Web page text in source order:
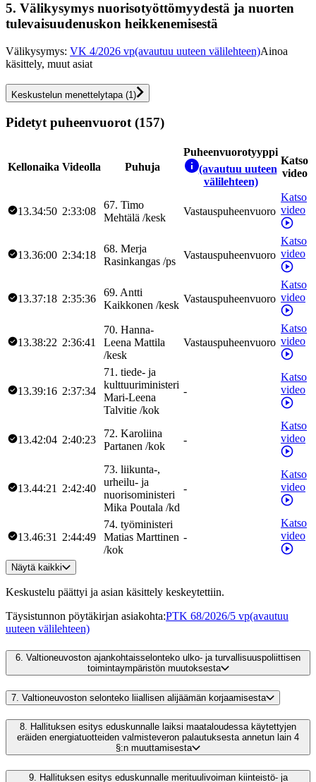
5. Välikysymys nuorisotyöttömyydestä ja nuorten
tulevaisuudenuskon heikkenemisestä
Välikysymys: VK 4/2026 vp(avautuu uuteen välilehteen)Ainoa
käsittely, muut asiat
Keskustelun menettelytapa (1 )
Pidetyt puheenvuorot (157)
Kellonaika Videolla Puhuja
Puheenvuorotyyppi
(avautuu uuteen
välilehteen)
Katso
video
13.34:50 2:33:08
67. Timo
Mehtälä /kesk
Vastauspuheenvuoro
Katso
video
13.36:00 2:34:18
68. Merja
Rasinkangas /ps
Vastauspuheenvuoro
Katso
video
13.37:18 2:35:36
69. Antti
Kaikkonen /kesk
Vastauspuheenvuoro
Katso
video
13.38:22 2:36:41
70. Hanna-
Leena Mattila
/kesk
Vastauspuheenvuoro
Katso
video
13.39:16 2:37:34
71 . tiede- ja
kulttuuriministeri
Mari-Leena
Talvitie /kok
-
Katso
video
13.42:04 2:40:23
72. Karoliina
Partanen /kok
-
Katso
video
13.44:21 2:42:40
73. liikunta-,
urheilu- ja
nuorisoministeri
Mika Poutala /kd
-
Katso
video
13.46:31 2:44:49
74. työministeri
Matias Marttinen
/kok
-
Katso
video
Näytä kaikki
Keskustelu päättyi ja asian käsittely keskeytettiin.
Täysistunnon pöytäkirjan asiakohta:PTK 68/2026/5 vp(avautuu
uuteen välilehteen)
6. Valtioneuvoston ajankohtaisselonteko ulko- ja turvallisuuspoliittisen
toimintaympäristön muutoksesta
7. Valtioneuvoston selonteko liiallisen alijäämän korjaamisesta
8. Hallituksen esitys eduskunnalle laiksi maataloudessa käytettyjen
eräiden energiatuotteiden valmisteveron palautuksesta annetun lain 4
§:n muuttamisesta
9. Hallituksen esitys eduskunnalle merituulivoiman kiinteistö- ja